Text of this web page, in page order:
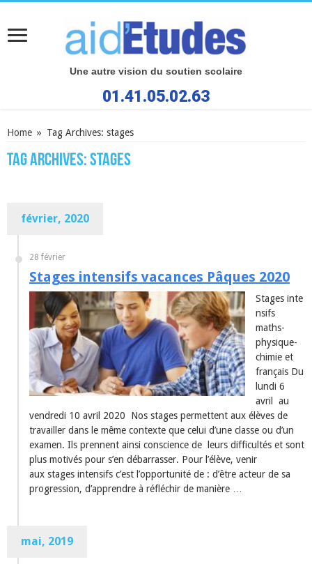
Une autre vision du soutien scolaire
01.41.05.02.63
Home » Tag Archives: stages
Tag Archives:stages
février, 2020
28 février
Stages intensifs vacances Pâques 2020
Stages inte
nsifs
maths-
physique-
chimie et
français Du
lundi 6
avril au
vendredi 10 avril 2020 Nos stages permettent aux élèves de
travailler dans le même contexte que celui d’une classe ou d’un
examen. Ils prennent ainsi conscience de leurs difficultés et sont
plus motivés pour s’en débarrasser. Pour l’élève, venir
aux stages intensifs c’est l’opportunité de : d’être acteur de sa
progression, d’apprendre à réfléchir de manière …
mai, 2019